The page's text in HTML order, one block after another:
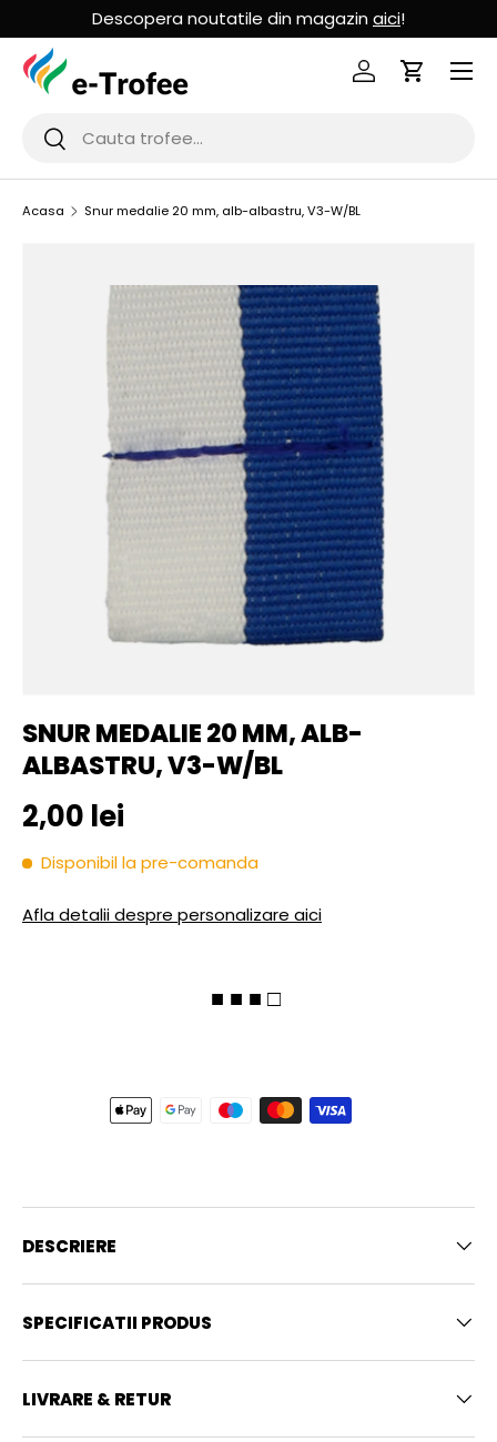
MERGI LA CONTINUT
Descopera noutatile din magazin aici!
Cauta
Cauta
Logheaza-te
Cos de
Acasa Snur medalie 20 mm, alb-albastru, V3-W/BL
SARI LA INFORMATIILE PRODUSULUI
SNUR MEDALIE 20 MM, ALB-
ALBASTRU, V3-W/BL
Pret initial
2,00 lei
Disponibil la pre-comanda
Afla detalii despre personalizare aici
■ ■ ■ □
DESCRIERE
SPECIFICATII PRODUS
LIVRARE & RETUR